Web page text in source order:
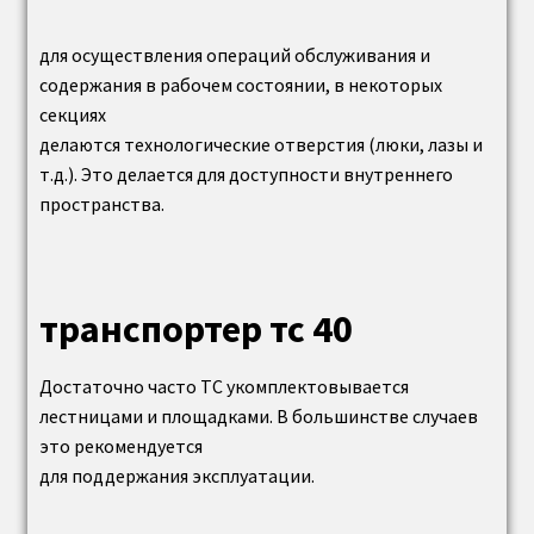
Комплектующие и запчасти к деаэраторам
(ДА, БДА, КДА и др.)
Батарейный циклон бц
Запасные части котлов
Колосники
для осуществления операций обслуживания и
содержания в рабочем состоянии, в некоторых
секциях
делаются технологические отверстия (люки, лазы и
т.д.). Это делается для доступности внутреннего
пространства.
транспортер тс 40
Достаточно часто ТС укомплектовывается
лестницами и площадками. В большинстве случаев
это рекомендуется
для поддержания эксплуатации.